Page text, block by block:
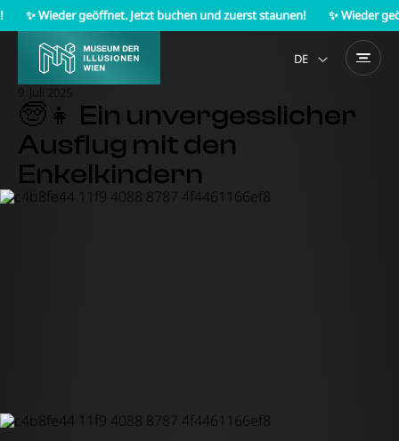
✨ Wieder geöffnet. Jetzt buchen und zuerst staunen! ✨ Wieder
DE
9. Juli 2025
🧓👧 Ein unvergesslicher
Ausflug mit den
Enkelkindern